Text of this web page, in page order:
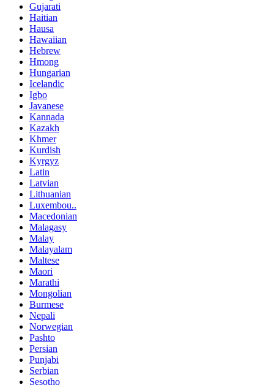
Gujarati
Haitian
Hausa
Hawaiian
Hebrew
Hmong
Hungarian
Icelandic
Igbo
Javanese
Kannada
Kazakh
Khmer
Kurdish
Kyrgyz
Latin
Latvian
Lithuanian
Luxembou..
Macedonian
Malagasy
Malay
Malayalam
Maltese
Maori
Marathi
Mongolian
Burmese
Nepali
Norwegian
Pashto
Persian
Punjabi
Serbian
Sesotho